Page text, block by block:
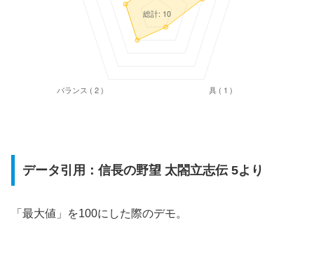
データ引用：信長の野望 太閤立志伝 5より
「最大値」を100にした際のデモ。